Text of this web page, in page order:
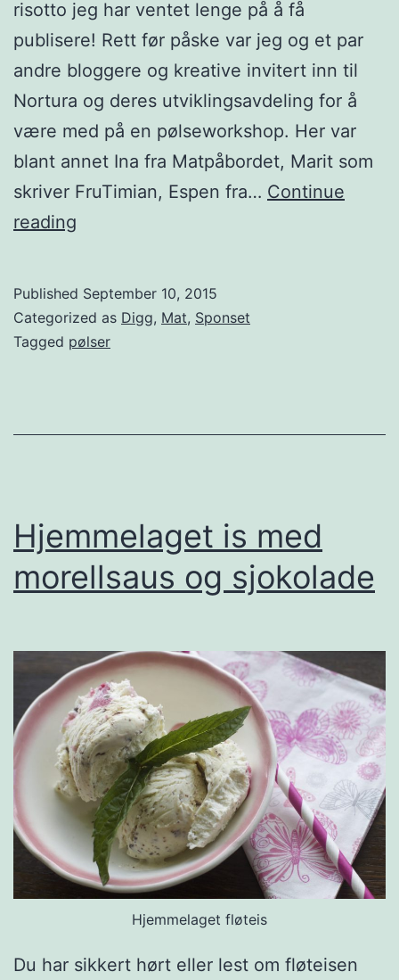
d
e
b
u
r
g
e
risotto jeg har ventet lenge på å få
publisere! Rett før påske var jeg og et par
andre bloggere og kreative invitert inn til
Nortura og deres utviklingsavdeling for å
være med på en pølseworkshop. Her var
blant annet Ina fra Matpåbordet, Marit som
skriver FruTimian, Espen fra… Continue
reading
s
i
i
r
i
t
t
o
Published September 10, 2015
Categorized as Digg, Mat, Sponset
Tagged pølser
Hjemmelaget is med
morellsaus og sjokolade
Hjemmelaget fløteis
Du har sikkert hørt eller lest om fløteisen